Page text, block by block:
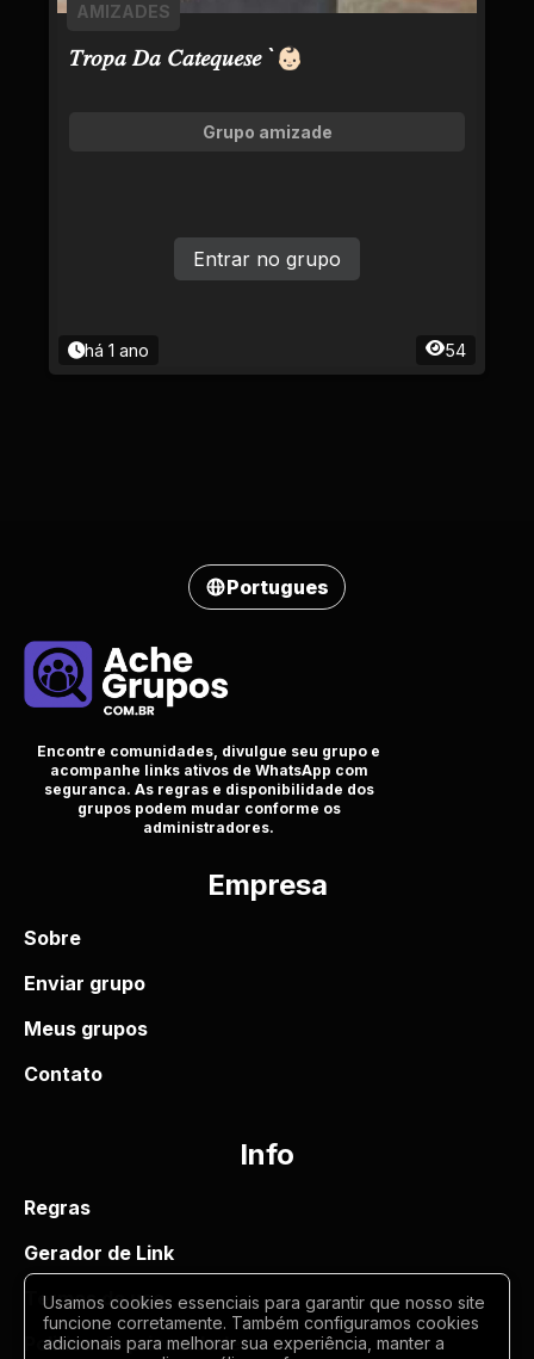
𝑇𝑟𝑜𝑝𝑎 𝐷𝑎 𝐶𝑎𝑡𝑒𝑞𝑢𝑒𝑠𝑒 `👶🏻
AMIZADES
Grupo amizade
há 1 ano 54
Entrar no grupo
Portugues
Encontre comunidades, divulgue seu grupo e
acompanhe links ativos de WhatsApp com
seguranca. As regras e disponibilidade dos
grupos podem mudar conforme os
administradores.
Empresa
Sobre
Enviar grupo
Meus grupos
Contato
Info
Regras
Gerador de Link
Termos de uso
Politica de privacidade
Usamos cookies essenciais para garantir que nosso site
funcione corretamente. Também configuramos cookies
adicionais para melhorar sua experiência, manter a